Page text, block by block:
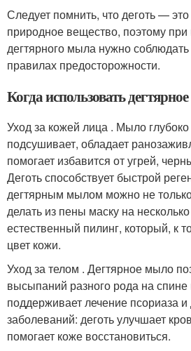
Следует помнить, что деготь —
природное вещество, поэтому при
дегтярного мыла нужно
правилах предосторожности.
Когда использовать
Уход за кожей лица . Мыло
подсушивает, обладает
помогает избавится от угрей,
Деготь способствует быстрой
дегтярным мылом можно не
делать из пены маску на
естественный пилинг, который, к
цвет кожи.
Уход за телом . Дегтярное мыло
высыпаний разного рода на спине
поддерживает лечение псориаза
заболеваний: деготь улучшает
помогает коже восстановиться.